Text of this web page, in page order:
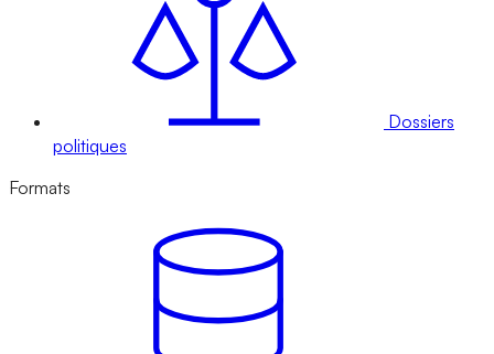
Dossiers
politiques
Formats